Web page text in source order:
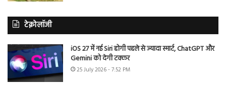
टेक्नोलॉजी
iOS 27 में नई Siri होगी पहले से ज्यादा स्मार्ट, ChatGPT और
Gemini को देगी टक्कर
25 July 2026 - 7:52 PM